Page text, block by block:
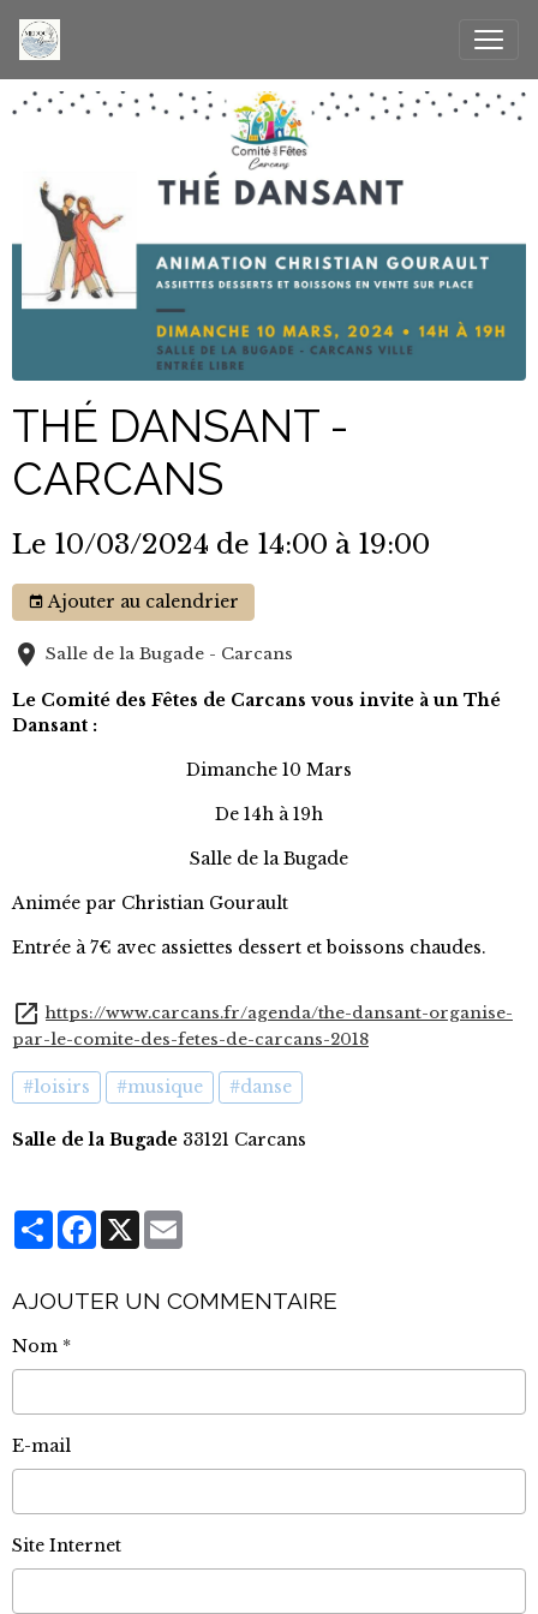
THÉ DANSANT -
CARCANS
Le 10/03/2024 de 14:00 à 19:00
Ajouter au calendrier
Salle de la Bugade - Carcans
Le Comité des Fêtes de Carcans vous invite à un Thé
Dansant :
Dimanche 10 Mars
De 14h à 19h
Salle de la Bugade
Animée par Christian Gourault
Entrée à 7€ avec assiettes dessert et boissons chaudes.
https://www.carcans.fr/agenda/the-dansant-organise-
par-le-comite-des-fetes-de-carcans-2018
#loisirs #musique #danse
Salle de la Bugade 33121 Carcans
PartagerFacebook
X
AJOUTER UN COMMENTAIRE
Nom
E-mail
Site Internet